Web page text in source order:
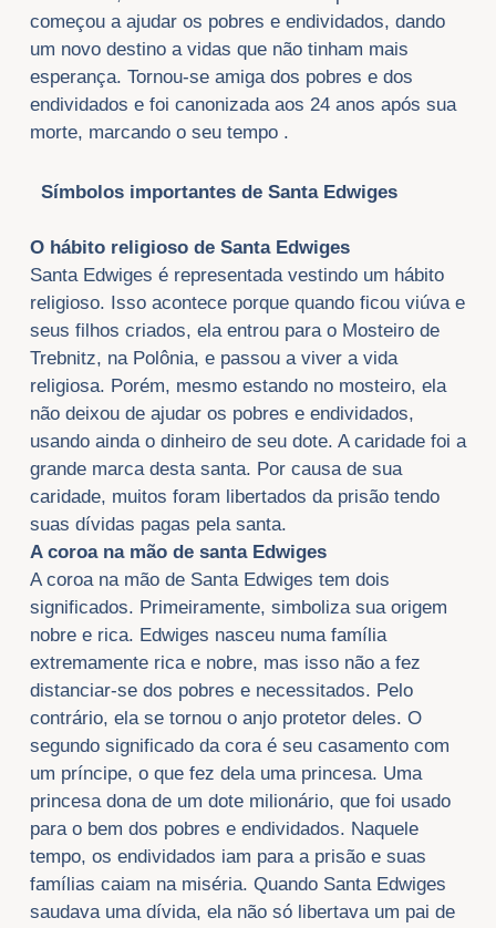
começou a ajudar os pobres e endividados, dando
um novo destino a vidas que não tinham mais
esperança. Tornou-se amiga dos pobres e dos
endividados e foi canonizada aos 24 anos após sua
morte, marcando o seu tempo .
Símbolos importantes de Santa Edwiges
O hábito religioso de Santa Edwiges
Santa Edwiges é representada vestindo um hábito
religioso. Isso acontece porque quando ficou viúva e
seus filhos criados, ela entrou para o Mosteiro de
Trebnitz, na Polônia, e passou a viver a vida
religiosa. Porém, mesmo estando no mosteiro, ela
não deixou de ajudar os pobres e endividados,
usando ainda o dinheiro de seu dote. A caridade foi a
grande marca desta santa. Por causa de sua
caridade, muitos foram libertados da prisão tendo
suas dívidas pagas pela santa.
A coroa na mão de santa Edwiges
A coroa na mão de Santa Edwiges tem dois
significados. Primeiramente, simboliza sua origem
nobre e rica. Edwiges nasceu numa família
extremamente rica e nobre, mas isso não a fez
distanciar-se dos pobres e necessitados. Pelo
contrário, ela se tornou o anjo protetor deles. O
segundo significado da cora é seu casamento com
um príncipe, o que fez dela uma princesa. Uma
princesa dona de um dote milionário, que foi usado
para o bem dos pobres e endividados. Naquele
tempo, os endividados iam para a prisão e suas
famílias caiam na miséria. Quando Santa Edwiges
saudava uma dívida, ela não só libertava um pai de